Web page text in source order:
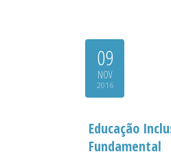
09
NOV
2016
Educação
Fundamental